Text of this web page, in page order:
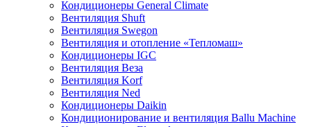
Кондиционеры General Climate
Вентиляция Shuft
Вентиляция Swegon
Вентиляция и отопление «Тепломаш»
Кондиционеры IGC
Вентиляция Веза
Вентиляция Korf
Вентиляция Ned
Кондиционеры Daikin
Кондиционирование и вентиляция Ballu Machine